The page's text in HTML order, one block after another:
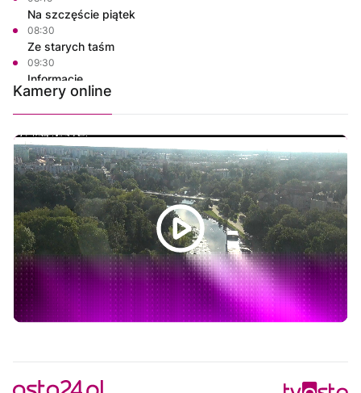
Na szczęście piątek
08:30
Ze starych taśm
09:30
Informacje
09:45
Na szczęście piątek
Polskie Lasy
10:50
Własnymi ścieżkami
11:00
Msza Święta z Sanktuarium w Skrzatuszu
12:00
Informacje
12:15
Na szczęście piątek
12:30
Rozmowa dnia
12:45
13:50
Kamery online